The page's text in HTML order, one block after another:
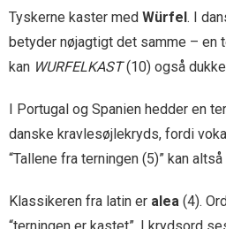
Tyskerne kaster med Würfel. I
betyder nøjagtigt det samme – en
kan WURFELKAST(10) også
I Portugal og Spanien hedder en
danske kravlesøjle­kryds, fordi
“Tallene fra terningen (5)” kan
Klassikeren fra latin er alea (4).
“terningen er kastet”. I krydsord